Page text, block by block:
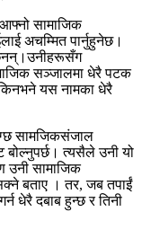
सामाजिक
अचम्मित पार्नुहुनेछ।
सञ्जालमा धेरै पटक
यस नामका धेरै
सामजिकसंजाल
त्यसैले उनी यो
उनी सामाजिक
बताए । तर, जब तपाईं
धेरै दबाब हुन्छ र तिनी